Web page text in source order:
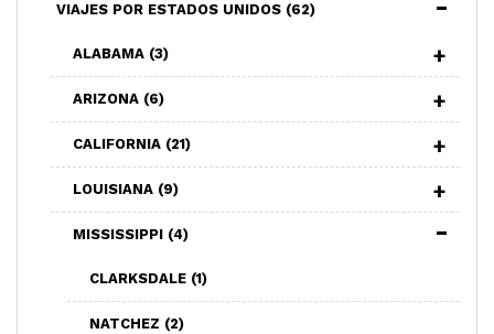
VIAJES POR ESTADOS UNIDOS (62)
ALABAMA (3)
ARIZONA (6)
CALIFORNIA (21)
LOUISIANA (9)
MISSISSIPPI (4)
CLARKSDALE (1)
NATCHEZ (2)